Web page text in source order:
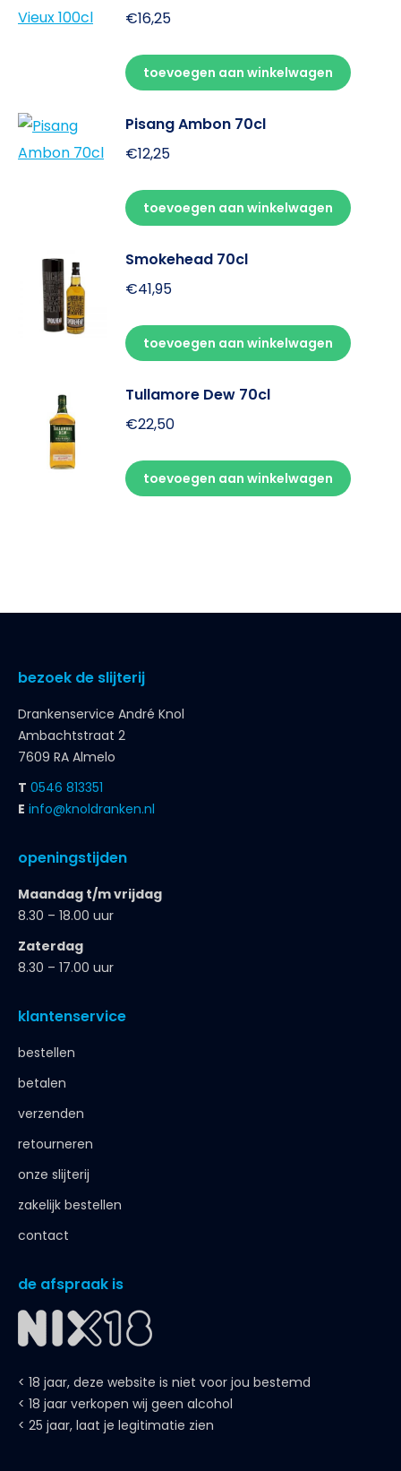
€16,25
toevoegen aan winkelwagen
Pisang Ambon 70cl
€12,25
toevoegen aan winkelwagen
Smokehead 70cl
€41,95
toevoegen aan winkelwagen
Tullamore Dew 70cl
€22,50
toevoegen aan winkelwagen
bezoek de slijterij
Drankenservice André Knol
Ambachtstraat 2
7609 RA Almelo
T 0546 813351
E info@knoldranken.nl
openingstijden
Maandag t/m vrijdag
8.30 – 18.00 uur
Zaterdag
8.30 – 17.00 uur
klantenservice
bestellen
betalen
verzenden
retourneren
onze slijterij
zakelijk bestellen
contact
de afspraak is
< 18 jaar, deze website is niet voor jou bestemd
< 18 jaar verkopen wij geen alcohol
< 25 jaar, laat je legitimatie zien